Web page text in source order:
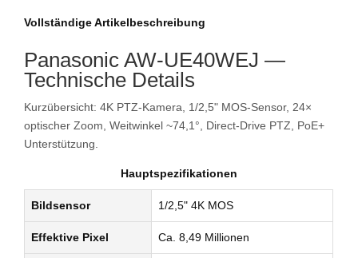
Vollständige Artikelbeschreibung
Panasonic AW-UE40WEJ —
Technische Details
Kurzübersicht: 4K PTZ-Kamera, 1/2,5" MOS-Sensor, 24×
optischer Zoom, Weitwinkel ~74,1°, Direct-Drive PTZ, PoE+
Unterstützung.
Hauptspezifikationen
Bildsensor 1/2,5" 4K MOS
Effektive Pixel Ca. 8,49 Millionen